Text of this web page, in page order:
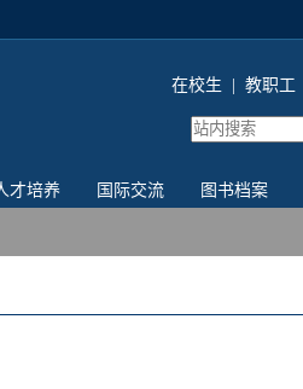
在校生 教职工
才培养 国际交流 图书档案